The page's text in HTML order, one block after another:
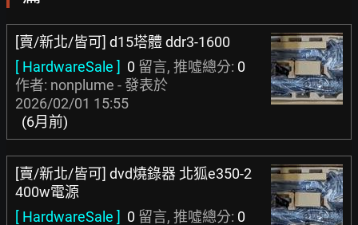
[賣/新北/皆可] d15塔體 ddr3-1600
[ HardwareSale ] 0 留言, 推噓總分: 0
作者: nonplume - 發表於
2026/02/01 15:55
(6月前)
[賣/新北/皆可] dvd燒錄器 北狐e350-2
400w電源
[ HardwareSale ] 0 留言, 推噓總分: 0